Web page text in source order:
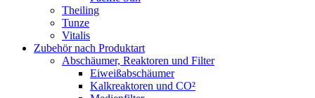
Theiling
Tunze
Vitalis
Zubehör nach Produktart
Abschäumer, Reaktoren und Filter
Eiweißabschäumer
Kalkreaktoren und CO²